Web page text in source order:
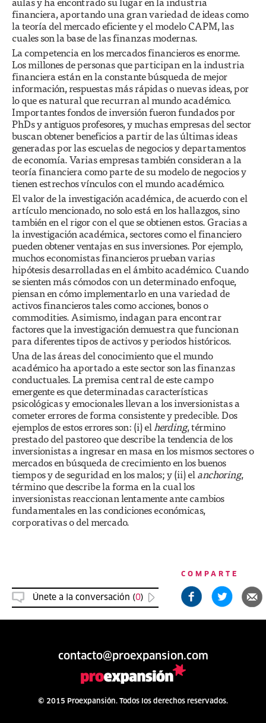
financiera, aportando una gran variedad de ideas como
la teoría del mercado eficiente y el modelo CAPM, las
cuales son la base de las finanzas modernas.
La competencia en los mercados financieros es enorme.
Los millones de personas que participan en la industria
financiera están en la constante búsqueda de mejor
información, respuestas más rápidas o nuevas ideas, por
lo que es natural que recurran al mundo académico.
Importantes fondos de inversión fueron fundados por
PhDs y antiguos profesores, y muchas empresas del sector
buscan obtener beneficios a partir de las últimas ideas
generadas por las escuelas de negocios y departamentos
de economía. Varias empresas también consideran a la
teoría financiera como parte de su modelo de negocios y
tienen estrechos vínculos con el mundo académico.
El valor de la investigación académica, de acuerdo con el
artículo mencionado, no solo está en los hallazgos, sino
también en el rigor con el que se obtienen estos. Gracias a
la investigación académica, sectores como el financiero
pueden obtener ventajas en sus inversiones. Por ejemplo,
muchos economistas financieros prueban varias
hipótesis desarrolladas en el ámbito académico. Cuando
se sienten más cómodos con un determinado enfoque,
piensan en cómo implementarlo en una variedad de
activos financieros tales como acciones, bonos o
commodities. Asimismo, indagan para encontrar
factores que la investigación demuestra que funcionan
para diferentes tipos de activos y periodos históricos.
Una de las áreas del conocimiento que el mundo
académico ha aportado a este sector son las finanzas
conductuales. La premisa central de este campo
emergente es que determinadas características
psicológicas y emocionales llevan a los inversionistas a
cometer errores de forma consistente y predecible. Dos
ejemplos de estos errores son: (i) elherding, término
prestado del pastoreo que describe la tendencia de los
inversionistas a ingresar en masa en los mismos sectores o
mercados en búsqueda de crecimiento en los buenos
tiempos y de seguridad en los malos; y (ii) elanchoring,
término que describe la forma en la cual los
inversionistas reaccionan lentamente ante cambios
fundamentales en las condiciones económicas,
corporativas o del mercado.
Únete a la conversación (0)
COMPARTE
contacto@proexpansion.com
© 2015 Proexpansión. Todos los derechos reservados.